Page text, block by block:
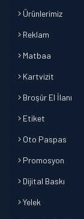
Ürünlerimiz
Reklam
Matbaa
Kartvizit
Broşür El İlanı
Etiket
Oto Paspas
Promosyon
Dijital Baskı
Yelek